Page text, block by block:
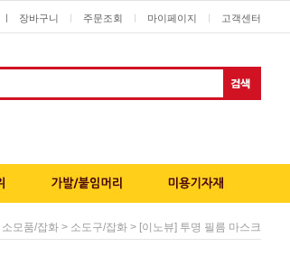
ㅣ 장바구니 주문조회 마이페이지 고객센터
소모품/잡화> 소도구/잡화> [이노뷰] 투명 필름 마스크